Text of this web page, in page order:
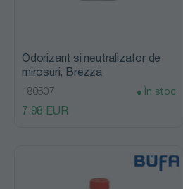
Odorizant si neutralizator de
mirosuri, Brezza
180507 În stoc
7.98 EUR